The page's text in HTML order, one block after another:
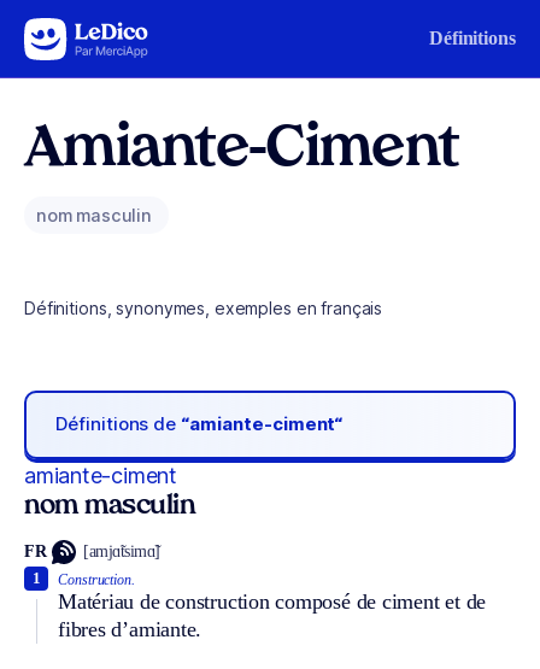
Aller au contenu Définitions
Amiante-Ciment
nom masculin
Définitions, synonymes, exemples en français
Définitions de “amiante-ciment“
amiante-ciment
nom masculin
FR [amjɑ̃tsimɑ̃]
Construction.
Matériau de construction composé de ciment et de
fibres d’amiante.
1